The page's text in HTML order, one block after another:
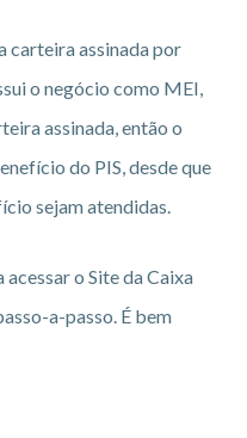
carteira assinada por
o negócio como MEI,
assinada, então o
do PIS, desde que
sejam atendidas.
acessar o Site da Caixa
a-passo. É bem